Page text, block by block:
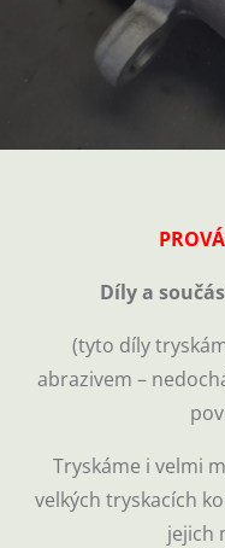
Díly a
(tyto díly
abrazivem –
Tryskáme i velmi
velkých tryskacích
jejich